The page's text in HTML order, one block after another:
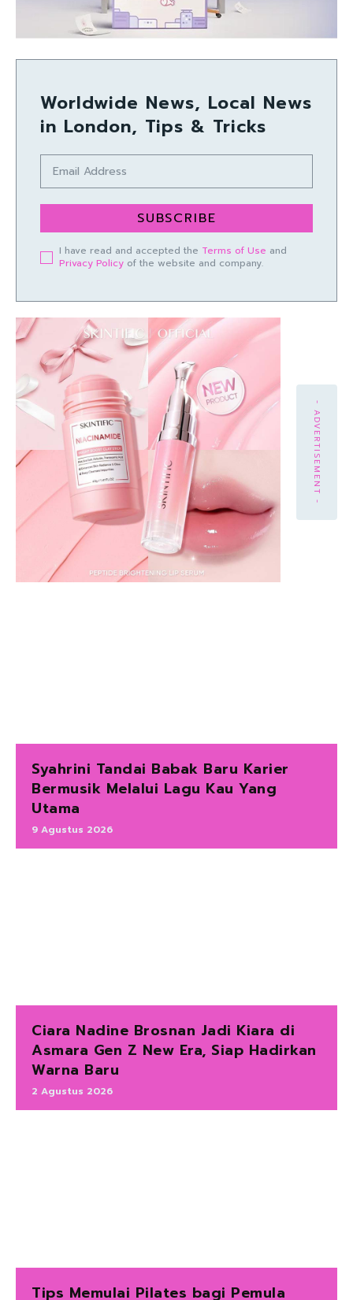
Worldwide News, Local News
in London, Tips & Tricks
SUBSCRIBE
I have read and accepted the Terms of Use and
Privacy Policy of the website and company.
- ADVERTISEMENT -
Syahrini Tandai Babak Baru Karier
Bermusik Melalui Lagu Kau Yang
Utama
9 Agustus 2026
Ciara Nadine Brosnan Jadi Kiara di
Asmara Gen Z New Era, Siap Hadirkan
Warna Baru
2 Agustus 2026
Tips Memulai Pilates bagi Pemula